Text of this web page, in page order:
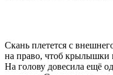
Скань плетется с
на право, чтоб крылышки
На голову довесила ещё